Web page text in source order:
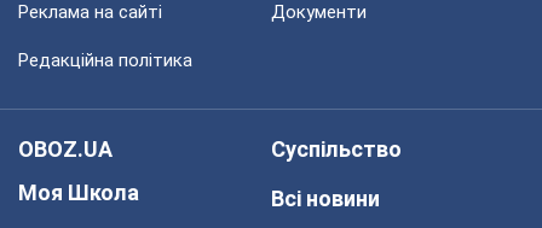
Реклама на сайті Документи
Редакційна політика
OBOZ.UA
Моя Школа
Суспільство
Всі новини